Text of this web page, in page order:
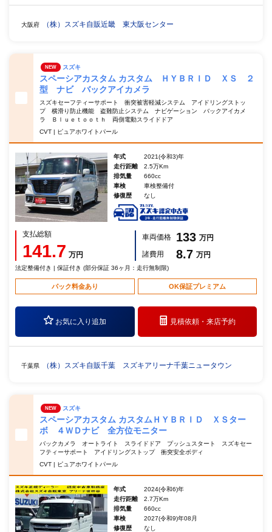
大阪府 （株）スズキ自販近畿 東大阪センター
NEW スズキ
スペーシアカスタム カスタム ＨＹＢＲＩＤ ＸＳ ２
型 ナビ バックアイカメラ
スズキセーフティーサポート 衝突被害軽減システム アイドリングストッ
プ 横滑り防止機能 盗難防止システム ナビゲーション バックアイカメ
ラ Ｂｌｕｅｔｏｏｔｈ 両側電動スライドドア
CVT | ピュアホワイトパール
年式
2021(令和3)年
走行距離
2.5万Km
排気量
660cc
車検
車検整備付
修復歴
なし
支払総額
141.7 万円
車両価格 133 万円
諸費用
8.7 万円
法定整備付き | 保証付き (部分保証 36ヶ月：走行無制限)
パック料金あり OK保証プレミアム
お気に入り追加 見積依頼・来店予約
千葉県 （株）スズキ自販千葉 スズキアリーナ千葉ニュータウン
NEW スズキ
スペーシアカスタム カスタムＨＹＢＲＩＤ ＸＳター
ボ ４ＷＤナビ 全方位モニター
バックカメラ オートライト スライドドア プッシュスタート スズキセー
フティーサポート アイドリングストップ 衝突安全ボディ
CVT | ピュアホワイトパール
年式
2024(令和6)年
走行距離
2.7万Km
排気量
660cc
車検
2027(令和9)年08月
修復歴
なし